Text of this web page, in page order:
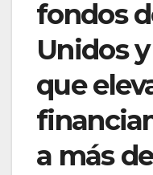
fondos
Unidos
que
a más